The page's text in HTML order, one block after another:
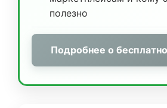
полезно
Подробнее о